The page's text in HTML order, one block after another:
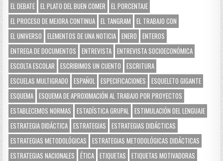
EL DEBATE EL PLATO DEL BUEN COMER
EL PORCENTAJE
EL PROCESO DE MEJORA CONTINUA EL TANGRAM
EL TRABAJO CON
EL UNIVERSO
ELEMENTOS DE UNA NOTICIA ENERO
ENTEROS
ENTREGA DE DOCUMENTOS
ENTREVISTA ENTREVISTA SOCIOECONÓMICA
ESCOLTA ESCOLAR
ESCRIBIMOS UN CUENTO
ESCRITURA
ESCUELAS MULTIGRADO
ESPAÑOL ESPECIFICACIONES
ESQUELETO GIGANTE
ESQUEMA ESQUEMA DE APROXIMACIÓN AL TRABAJO POR PROYECTOS
ESTABLECEMOS NORMAS
ESTADÍSTICA GRUPAL
ESTIMULACIÓN DEL LENGUAJE
ESTRATEGIA DIDÁCTICA ESTRATEGIAS
ESTRATEGIAS DIDÁCTICAS
ESTRATEGIAS METODOLÓGICAS
ESTRATEGIAS METODOLÓGICAS DIDÁCTICAS
ESTRATEGIAS NACIONALES
ÉTICA ETIQUETAS
ETIQUETAS MOTIVADORAS